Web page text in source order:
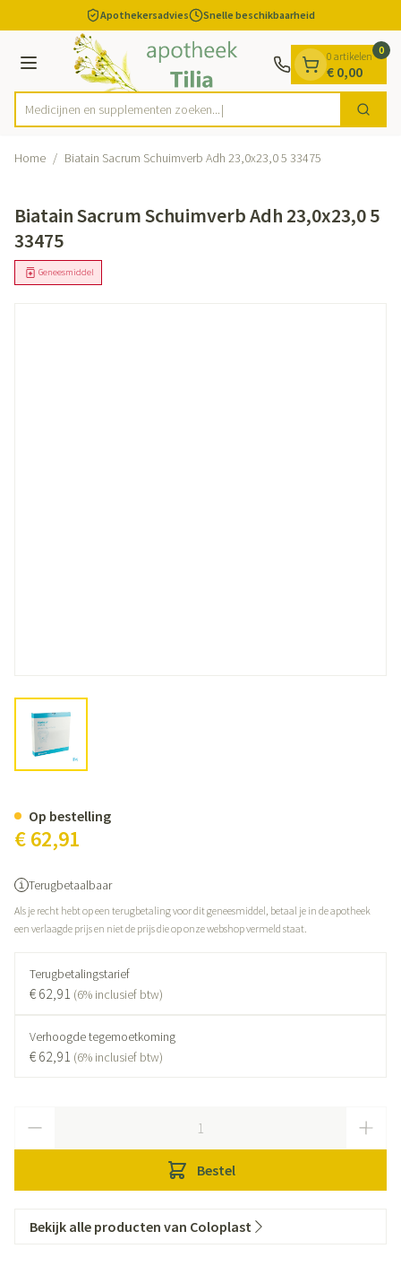
Ga naar de inhoudApothekersadvies Snelle beschikbaarheid
Menu
Product, merk, categorie...
Medicijnen en supplementen zoeken... Zoek
0 artikelen
€ 0,00
0
Home / Biatain Sacrum Schuimverb Adh 23,0x23,0 5 33475
Biatain Sacrum Schuimverb Adh 23,0x23,0 5
33475
Geneesmiddel
View larger image
€ 62,91
Terugbetaalbaar
Als je recht hebt op een terugbetaling voor dit geneesmiddel, betaal je in de apotheek
een verlaagde prijs en niet de prijs die op onze webshop vermeld staat.
Terugbetalingstarief
€ 62,91 (6% inclusief btw)
Verhoogde tegemoetkoming
€ 62,91 (6% inclusief btw)
Bestel
Op bestelling
Bekijk alle producten van Coloplast